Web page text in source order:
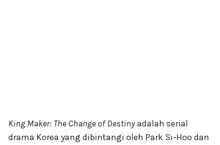
King Maker: The Change of Destinyadalah serial
drama Korea yang dibintangi oleh Park Si-Hoo dan